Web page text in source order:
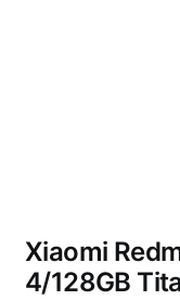
Xiaomi
4/128GB